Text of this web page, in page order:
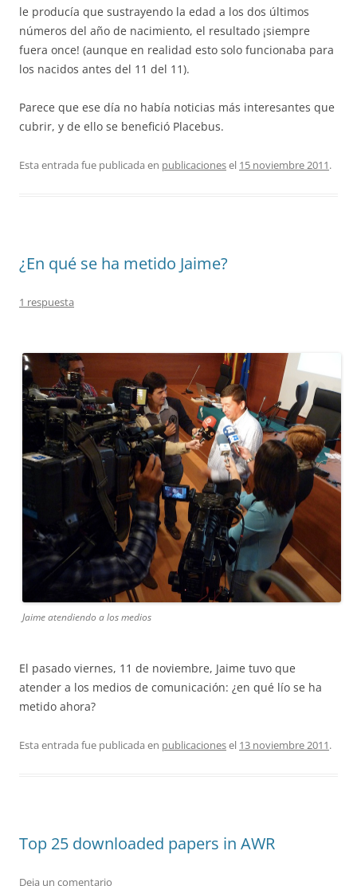
le producía que sustrayendo la edad a los dos últimos
números del año de nacimiento, el resultado ¡siempre
fuera once! (aunque en realidad esto solo funcionaba para
los nacidos antes del 11 del 11).
Parece que ese día no había noticias más interesantes que
cubrir, y de ello se benefició Placebus.
Esta entrada fue publicada en publicacionesel 15 noviembre 2011.
¿En qué se ha metido Jaime?
1 respuesta
Jaime atendiendo a los medios
El pasado viernes, 11 de noviembre, Jaime tuvo que
atender a los medios de comunicación: ¿en qué lío se ha
metido ahora?
Esta entrada fue publicada en publicacionesel 13 noviembre 2011.
Top 25 downloaded papers in AWR
Deja un comentario